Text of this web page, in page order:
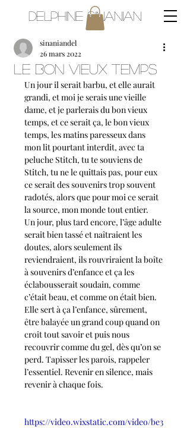
Delphine Sinanian
Le bon vieux temps
sinaniandel
26 mars 2022
Un jour il serait barbu, et elle aurait
grandi, et moi je serais une vieille
dame, et je parlerais du bon vieux
temps, et ce serait ça, le bon vieux
temps, les matins paresseux dans
mon lit pourtant interdit, avec ta
peluche Stitch, tu te souviens de
Stitch, tu ne le quittais pas, pour eux
ce serait des souvenirs trop souvent
radotés, alors que pour moi ce serait
la source, mon monde tout entier.
Un jour, plus tard encore, l’âge adulte
serait bien tassé et naîtraient les
doutes, alors seulement ils
reviendraient, ils rouvriraient la boîte
à souvenirs d’enfance et ça les
éclabousserait soudain, comme
c’était beau, et comme on était bien.
Elle sert à ça l’enfance, sûrement,
être balayée un grand coup quand on
croit tout savoir et puis nous
recouvrir comme du gel, dès qu’on se
perd. Tapisser les parois, rappeler
l’essentiel. Revenir en silence, mais
revenir à chaque fois.
https://video.wixstatic.com/video/be3